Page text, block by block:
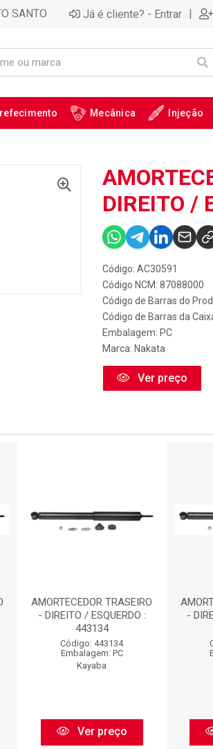
SANTO Já é cliente? - Entrar |
Mecânica Injeção
DIREITO /
Código: AC30591
Código NCM: 87088000
Código de Barras do
Código de Barras da
Embalagem: PC
Marca: Nakata
Ver preço
AMORTECEDOR TRASEIRO
- DIREITO / ESQUERDO :
443134
Código: 443134
Embalagem: PC
Kayaba
Ver preço
-